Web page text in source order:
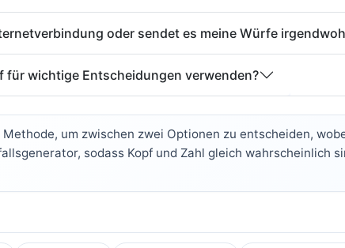
oder sendet es meine Würfe
für wichtige Entscheidungen verwenden?
um zwischen zwei Optionen zu entscheiden,
sodass Kopf und Zahl gleich